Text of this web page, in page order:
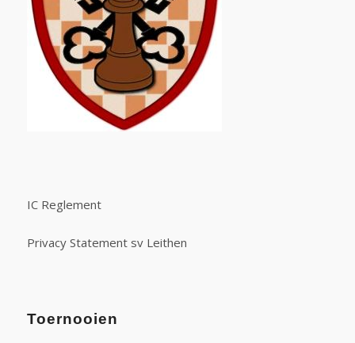
IC Reglement
Privacy Statement sv Leithen
Toernooien